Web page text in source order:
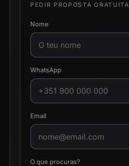
PEDIR PROPOSTA GRATUITA
Nome
WhatsApp
Email
O que procuras?